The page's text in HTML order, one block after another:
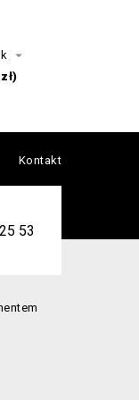

Kontakt
53